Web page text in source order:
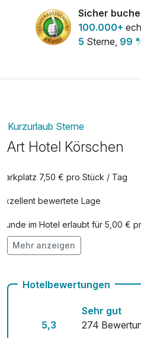
KombiTicket Legoland
3-17 Jahre
Sicher
100.000+
5 Sterne, 99
Kurzurlaub Sterne
Art Hotel Körschen
Parkplatz 7,50 € pro Stück / Tag
Exzellent bewertete Lage
Hunde im Hotel erlaubt für 5,00 €
Fahrradverleih für 7,50 € pro Stück /
Mehr anzeigen
Hotelbewertungen
5,3
Sehr gut
274